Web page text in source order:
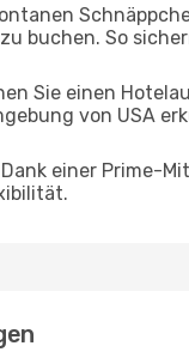
buchen. So
Sie einen
von USA
Dank einer Prime-